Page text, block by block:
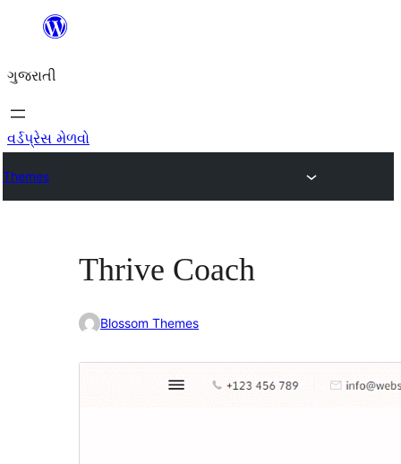
કંટેન્ટ(લખાણ)
જાઓ
ગુજરાતી
વર્ડપ્રેસ મેળવો
Themes
Thrive Coach
Blossom Themes